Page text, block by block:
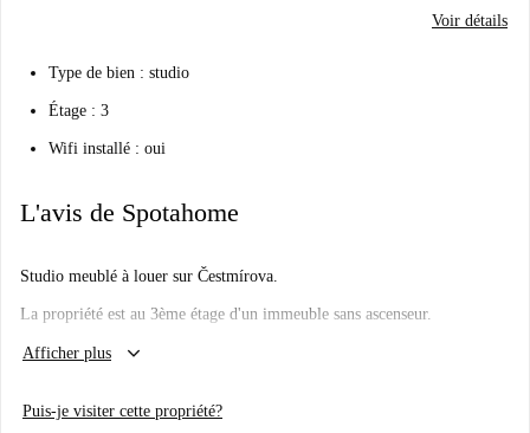
Voir détails
Type de bien : studio
Étage : 3
Wifi installé : oui
L'avis de Spotahome
Studio meublé à louer sur Čestmírova.
La propriété est au 3ème étage d'un immeuble sans ascenseur.
Important:
Homecheckers visiter chaque appartement sur Spotahome, alors
Afficher plus keyboard_arrow_down
Puis-je visiter cette propriété?